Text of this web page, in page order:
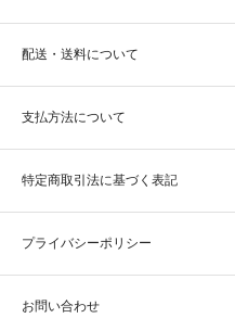
配送・送料について
支払方法について
特定商取引法に基づく表記
プライバシーポリシー
お問い合わせ